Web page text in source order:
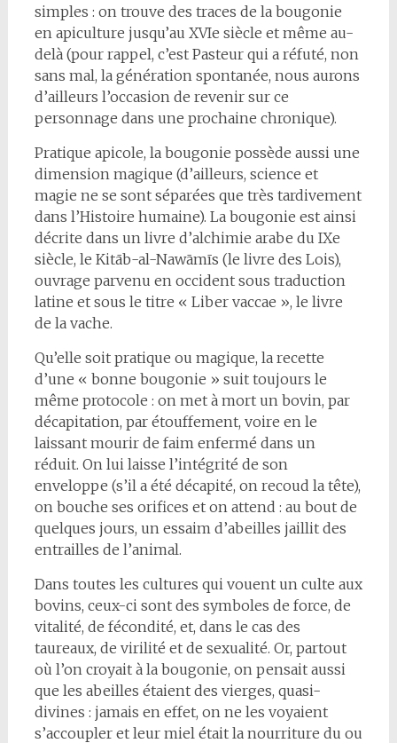
simples : on trouve des traces de la bougonie
en apiculture jusqu’au XVIe siècle et même au-
delà (pour rappel, c’est Pasteur qui a réfuté, non
sans mal, la génération spontanée, nous aurons
d’ailleurs l’occasion de revenir sur ce
personnage dans une prochaine chronique).
Pratique apicole, la bougonie possède aussi une
dimension magique (d’ailleurs, science et
magie ne se sont séparées que très tardivement
dans l’Histoire humaine). La bougonie est ainsi
décrite dans un livre d’alchimie arabe du IXe
siècle, le Kitāb-al-Nawāmīs (le livre des Lois),
ouvrage parvenu en occident sous traduction
latine et sous le titre « Liber vaccae », le livre
de la vache.
Qu’elle soit pratique ou magique, la recette
d’une « bonne bougonie » suit toujours le
même protocole : on met à mort un bovin, par
décapitation, par étouffement, voire en le
laissant mourir de faim enfermé dans un
réduit. On lui laisse l’intégrité de son
enveloppe (s’il a été décapité, on recoud la tête),
on bouche ses orifices et on attend : au bout de
quelques jours, un essaim d’abeilles jaillit des
entrailles de l’animal.
Dans toutes les cultures qui vouent un culte aux
bovins, ceux-ci sont des symboles de force, de
vitalité, de fécondité, et, dans le cas des
taureaux, de virilité et de sexualité. Or, partout
où l’on croyait à la bougonie, on pensait aussi
que les abeilles étaient des vierges, quasi-
divines : jamais en effet, on ne les voyaient
s’accoupler et leur miel était la nourriture du ou